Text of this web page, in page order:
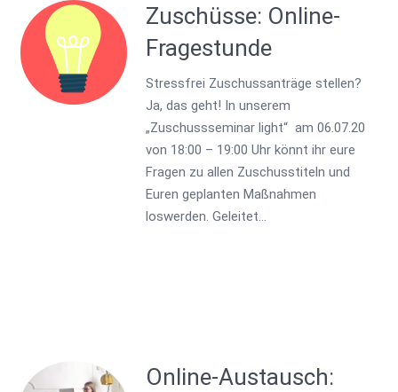
Zuschüsse: Online-
Fragestunde
Stressfrei Zuschussanträge stellen?
Ja, das geht! In unserem
„Zuschussseminar light“ am 06.07.20
von 18:00 – 19:00 Uhr könnt ihr eure
Fragen zu allen Zuschusstiteln und
Euren geplanten Maßnahmen
loswerden. Geleitet…
Online-Austausch: